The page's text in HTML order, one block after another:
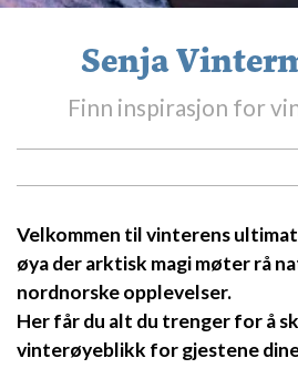
Senja
Finn inspirasjon for
Velkommen til vinterens
øya der arktisk magi møter rå
nordnorske opplevelser.
Her får du alt du trenger for å
vinterøyeblikk for gjestene